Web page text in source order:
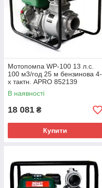
Мотопомпа WP-100 13 л.с.
100 м3/год 25 м бензинова 4-
х тактн. APRO 852139
В наявності
18 081 ₴
Купити